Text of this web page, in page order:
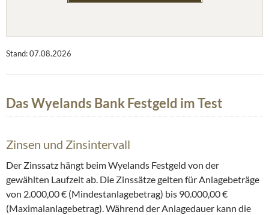
Stand: 07.08.2026
Das Wyelands Bank Festgeld im Test
Zinsen und Zinsintervall
Der Zinssatz hängt beim Wyelands Festgeld von der
gewählten Laufzeit ab. Die Zinssätze gelten für Anlagebeträge
von 2.000,00 € (Mindestanlagebetrag) bis 90.000,00 €
(Maximalanlagebetrag). Während der Anlagedauer kann die